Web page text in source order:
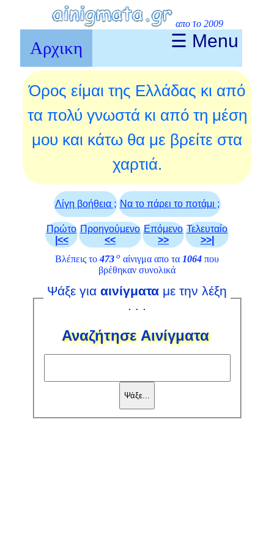
απο το 2009
Αρχικη ☰ Menu
Όρος είμαι της Ελλάδας κι από
τα πολύ γνωστά κι από τη μέση
μου και κάτω θα με βρείτε στα
χαρτιά.
Λίγη βοήθεια ; Να το πάρει το ποτάμι ;
Πρώτο
|<<
Προηγούμενο
<<
Επόμενο
>>
Τελευταίο
>>|
Βλέπεις το473 ο αίνιγμα απο τα 1064 που
βρέθηκαν συνολικά
Ψάξε για αινίγματα με την λέξη
. . .
Αναζήτησε Αινίγματα